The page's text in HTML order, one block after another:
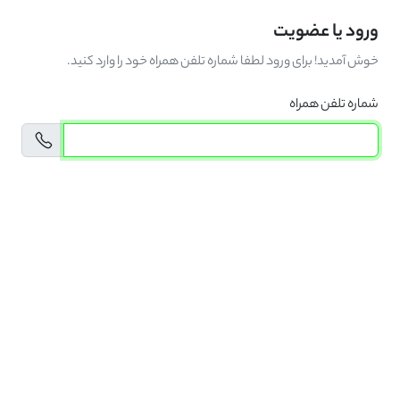
ورود یا عضویت
خوش آمدید! برای ورود لطفا شماره تلفن همراه خود را وارد کنید.
شماره تلفن همراه